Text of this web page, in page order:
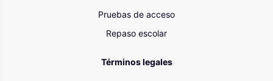
Pruebas de acceso
Repaso escolar
Términos legales